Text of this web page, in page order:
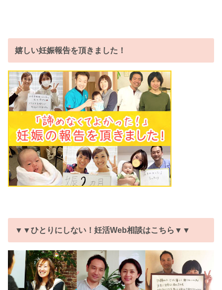
嬉しい妊娠報告を頂きました！
▼▼ひとりにしない！妊活Web相談はこちら▼▼